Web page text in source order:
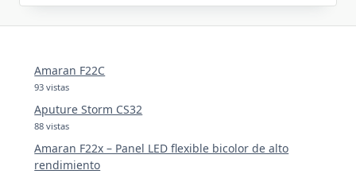
Amaran F22C
93 vistas
Aputure Storm CS32
88 vistas
Amaran F22x – Panel LED flexible bicolor de alto
rendimiento